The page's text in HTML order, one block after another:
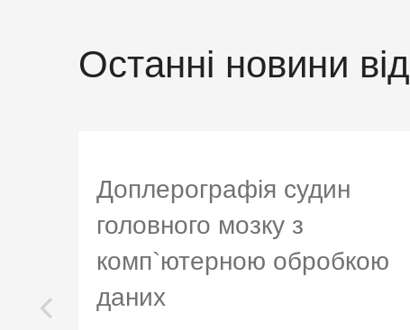
Останні новини від
Доплерографія судин
головного мозку з
комп`ютерною обробкою
даних
prev